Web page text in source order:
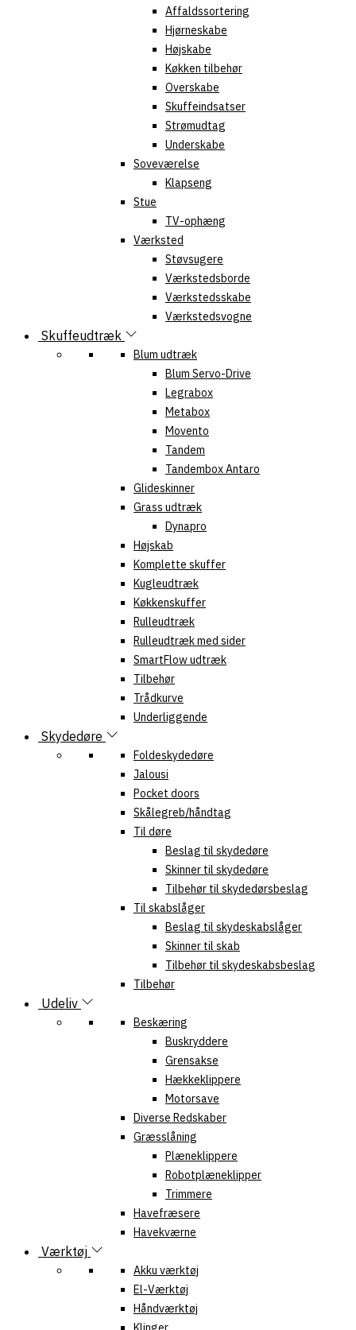
Affaldssortering
Hjørneskabe
Højskabe
Køkken tilbehør
Overskabe
Skuffeindsatser
Strømudtag
Underskabe
Soveværelse
Klapseng
Stue
TV-ophæng
Værksted
Støvsugere
Værkstedsborde
Værkstedsskabe
Værkstedsvogne
Skuffeudtræk
Blum udtræk
Blum Servo-Drive
Legrabox
Metabox
Movento
Tandem
Tandembox Antaro
Glideskinner
Grass udtræk
Dynapro
Højskab
Komplette skuffer
Kugleudtræk
Køkkenskuffer
Rulleudtræk
Rulleudtræk med sider
SmartFlow udtræk
Tilbehør
Trådkurve
Underliggende
Skydedøre
Foldeskydedøre
Jalousi
Pocket doors
Skålegreb/håndtag
Til døre
Beslag til skydedøre
Skinner til skydedøre
Tilbehør til skydedørsbeslag
Til skabslåger
Beslag til skydeskabslåger
Skinner til skab
Tilbehør til skydeskabsbeslag
Tilbehør
Udeliv
Beskæring
Buskryddere
Grensakse
Hækkeklippere
Motorsave
Diverse Redskaber
Græsslåning
Plæneklippere
Robotplæneklipper
Trimmere
Havefræsere
Havekværne
Værktøj
Akku værktøj
El-Værktøj
Håndværktøj